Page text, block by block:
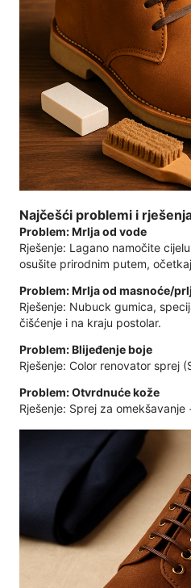
Najčešći problemi i
Problem: Mrlja od vode
Rješenje: Lagano namočite
osušite prirodnim putem,
Problem: Mrlja od masnoće/
Rješenje: Nubuck gumica,
čišćenje i na kraju postolar.
Problem: Blijeđenje boje
Rješenje: Color renovator sprej
Problem: Otvrdnuće kože
Rješenje: Sprej za